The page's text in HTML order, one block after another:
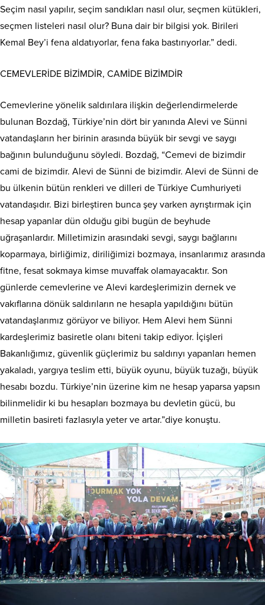
Seçim nasıl yapılır, seçim sandıkları nasıl olur, seçmen kütükleri,
seçmen listeleri nasıl olur? Buna dair bir bilgisi yok. Birileri
Kemal Bey’i fena aldatıyorlar, fena faka bastırıyorlar.” dedi.
CEMEVLERİDE BİZİMDİR, CAMİDE BİZİMDİR
Cemevlerine yönelik saldırılara ilişkin değerlendirmelerde
bulunan Bozdağ, Türkiye’nin dört bir yanında Alevi ve Sünni
vatandaşların her birinin arasında büyük bir sevgi ve saygı
bağının bulunduğunu söyledi. Bozdağ, “Cemevi de bizimdir
cami de bizimdir. Alevi de Sünni de bizimdir. Alevi de Sünni de
bu ülkenin bütün renkleri ve dilleri de Türkiye Cumhuriyeti
vatandaşıdır. Bizi birleştiren bunca şey varken ayrıştırmak için
hesap yapanlar dün olduğu gibi bugün de beyhude
uğraşanlardır. Milletimizin arasındaki sevgi, saygı bağlarını
koparmaya, birliğimiz, diriliğimizi bozmaya, insanlarımız arasında
fitne, fesat sokmaya kimse muvaffak olamayacaktır. Son
günlerde cemevlerine ve Alevi kardeşlerimizin dernek ve
vakıflarına dönük saldırıların ne hesapla yapıldığını bütün
vatandaşlarımız görüyor ve biliyor. Hem Alevi hem Sünni
kardeşlerimiz basiretle olanı biteni takip ediyor. İçişleri
Bakanlığımız, güvenlik güçlerimiz bu saldırıyı yapanları hemen
yakaladı, yargıya teslim etti, büyük oyunu, büyük tuzağı, büyük
hesabı bozdu. Türkiye’nin üzerine kim ne hesap yaparsa yapsın
bilinmelidir ki bu hesapları bozmaya bu devletin gücü, bu
milletin basireti fazlasıyla yeter ve artar.”diye konuştu.